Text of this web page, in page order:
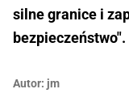
silne granice i
bezpieczeństwo".
Autor: jm